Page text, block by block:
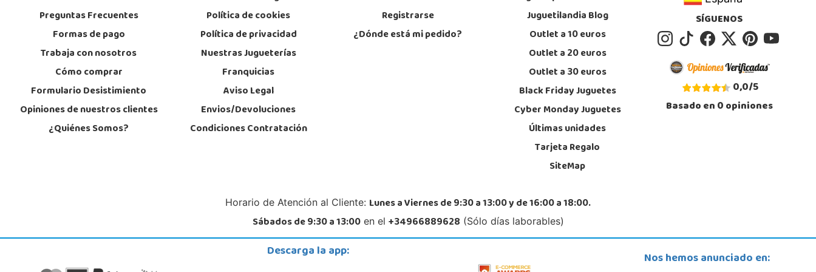
Juguetilandia Elche-Ctra.Crevillente
Crta. Crevillente Pol. Llano de San José, Calle Reus, Nº 4 local 1
677615003
Localizar Tienda
STOCK DISPONIBLE
Juguetilandia Finestrat Juguetilandia Gines
Av. del Trabajo, 1 Local L1- C
955605259
Localizar Tienda
STOCK DISPONIBLE
21002, Huelva
959 541 845
Localizar Tienda
Juguetilandia Jerez de la Frontera
11405, Jerez de la Frontera
956 317 910
Localizar Tienda
Preguntas Frecuentes
Formas de pago
Trabaja con nosotros
Cómo comprar
Formulario Desistimiento
Opiniones de nuestros clientes
¿Quiénes Somos?
Política de cookies
Política de privacidad
Nuestras Jugueterías
Franquicias
Aviso Legal
Envios/Devoluciones
Condiciones Contratación
Registrarse
¿Dónde está mi pedido?
Juguetilandia Blog
Outlet a 10 euros
Outlet a 20 euros
Outlet a 30 euros
Black Friday Juguetes
Cyber Monday Juguetes
Últimas unidades
Tarjeta Regalo
SiteMap
SÍGUENOS
0,0/5
Basado en0opiniones
Horario de Atención al Cliente: Lunes a Viernes de 9:30 a 13:00 y de 16:00 a 18:00.
Sábados de 9:30 a 13:00en el +34966889628 (Sólo días laborables)
Descarga la app: Nos hemos anunciado en: